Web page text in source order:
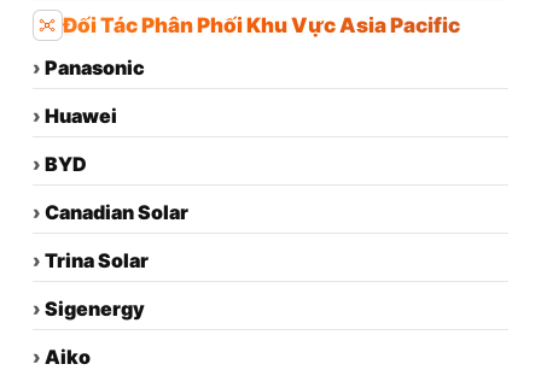
Đối Tác Phân Phối Khu Vực Asia Pacific
› Panasonic
› Huawei
› BYD
› Canadian Solar
› Trina Solar
› Sigenergy
› Aiko